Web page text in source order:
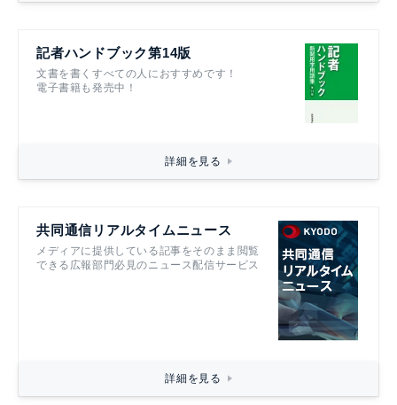
記者ハンドブック第14版
文書を書くすべての人におすすめです！
電子書籍も発売中！
詳細を見る
共同通信リアルタイムニュース
メディアに提供している記事をそのまま閲覧
できる広報部門必見のニュース配信サービス
詳細を見る